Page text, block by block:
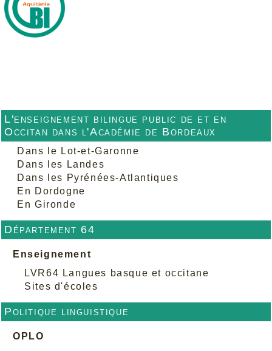
L'enseignement bilingue public de et en
Occitan dans l'Académie de Bordeaux
Dans le Lot-et-Garonne
Dans les Landes
Dans les Pyrénées-Atlantiques
En Dordogne
En Gironde
Département 64
Enseignement
LVR64 Langues basque et occitane
Sites d'écoles
Politique linguistique
OPLO